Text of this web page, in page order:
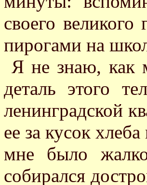
своего
пирогами на
Я не знаю, как
деталь этого
ленинградской
ее за кусок
мне было
собирался